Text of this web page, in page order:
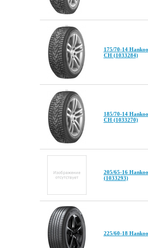
175/70-14
CH (1033284)
185/70-14
CH (1033270)
205/65-16
(1033293)
225/60-18